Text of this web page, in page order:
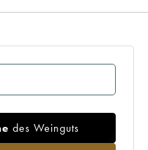
des Weinguts